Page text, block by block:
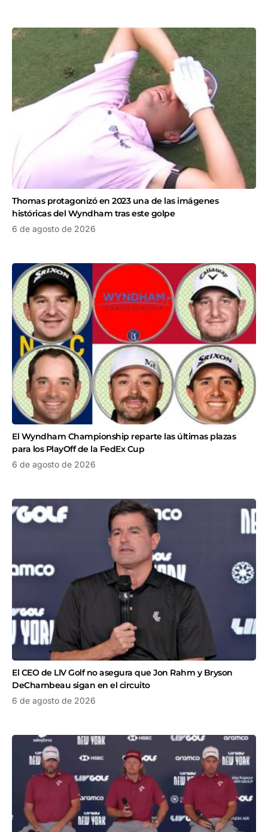
Thomas protagonizó en 2023 una de las imágenes
históricas del Wyndham tras este golpe
6 de agosto de 2026
El Wyndham Championship reparte las últimas plazas
para los PlayOff de la FedEx Cup
6 de agosto de 2026
El CEO de LIV Golf no asegura que Jon Rahm y Bryson
DeChambeau sigan en el circuito
6 de agosto de 2026